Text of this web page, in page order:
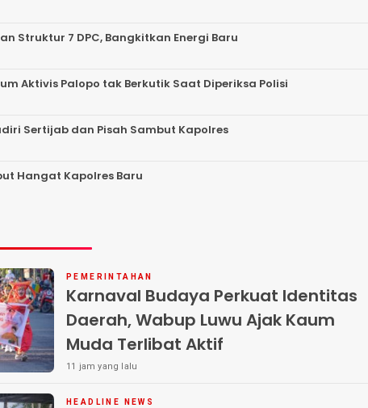
Struktur 7 DPC, Bangkitkan Energi Baru
Aktivis Palopo tak Berkutik Saat Diperiksa Polisi
Sertijab dan Pisah Sambut Kapolres
Hangat Kapolres Baru
PEMERINTAHAN
Karnaval Budaya Perkuat Identitas
Daerah, Wabup Luwu Ajak Kaum
Muda Terlibat Aktif
11 jam yang lalu
HEADLINE NEWS